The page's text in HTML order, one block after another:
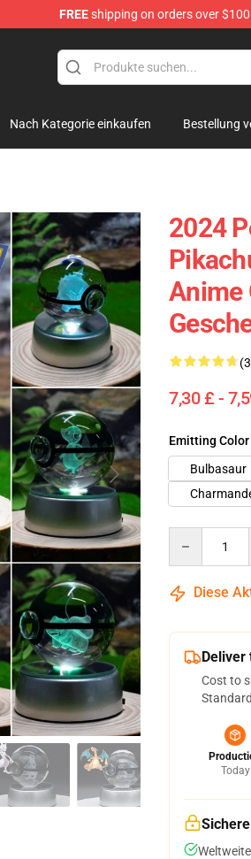
FREEshipping on orders over $100
Nach Kategorie einkaufen Bestellung
2024
Anime
7,30 £ -
Emitting Color
Bulbasaur
Diese
Deliver
Cost to
Today